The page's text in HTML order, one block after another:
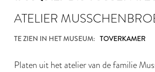
ATELIER
TE ZIEN IN HET MUSEUM: TOVERKAMER
Platen uit het atelier van de familie